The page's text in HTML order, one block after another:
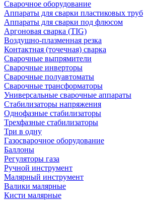
Сварочное оборудование
Аппараты для сварки пластиковых труб
Аппараты для сварки под флюсом
Аргоновая сварка (TIG)
Воздушно-плазменная резка
Контактная (точечная) сварка
Сварочные выпрямители
Сварочные инверторы
Сварочные полуавтоматы
Сварочные трансформаторы
Универсальные сварочные аппараты
Стабилизаторы напряжения
Однофазные стабилизаторы
Трехфазные стабилизаторы
Три в одну
Газосварочное оборудование
Баллоны
Регуляторы газа
Ручной инструмент
Малярный инструмент
Валики малярные
Кисти малярные